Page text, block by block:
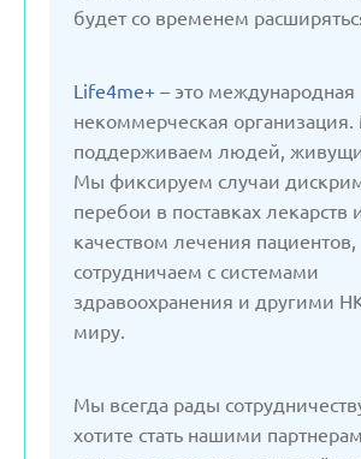
будет со временем
Life4me+ – это международная
некоммерческая
поддерживаем людей,
Мы фиксируем случаи
перебои в поставках лекарств
качеством лечения пациентов,
сотрудничаем с системами
здравоохранения и другими
миру.
Мы всегда рады
хотите стать нашими
Нидерланды
Польша
Россия
Сербия
Словакия